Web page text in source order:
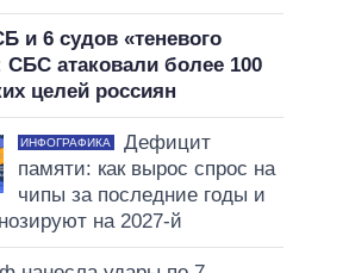
и 6 судов «теневого
атаковали более 100
целей россиян
ИНФОГРАФИКА
Дефицит
памяти: как вырос спрос на
чипы за последние годы и
на 2027-й